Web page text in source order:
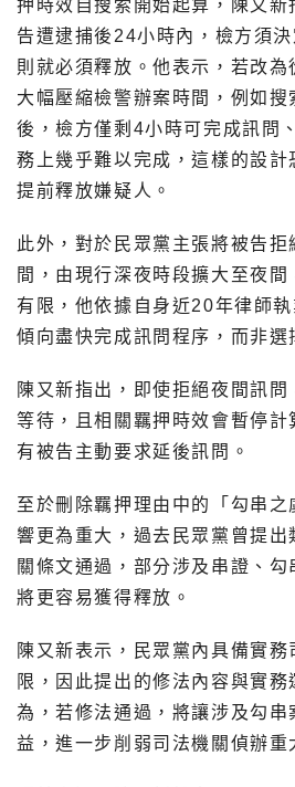
押時效自搜索開始起算，陳又新
告遭逮捕後24小時內，檢方須
則就必須釋放。他表示，若改
大幅壓縮檢警辦案時間，例如
後，檢方僅剩4小時可完成訊問
務上幾乎難以完成，這樣的設計
提前釋放嫌疑人。
此外，對於民眾黨主張將被告
間，由現行深夜時段擴大至夜
有限，他依據自身近20年律師
傾向盡快完成訊問程序，而非選
陳又新指出，即使拒絕夜間訊
等待，且相關羈押時效會暫停計
有被告主動要求延後訊問。
至於刪除羈押理由中的「勾串
響更為重大，過去民眾黨曾提出
關條文通過，部分涉及串證、勾
將更容易獲得釋放。
陳又新表示，民眾黨內具備實務
限，因此提出的修法內容與實
為，若修法通過，將讓涉及勾串
益，進一步削弱司法機關偵辦重